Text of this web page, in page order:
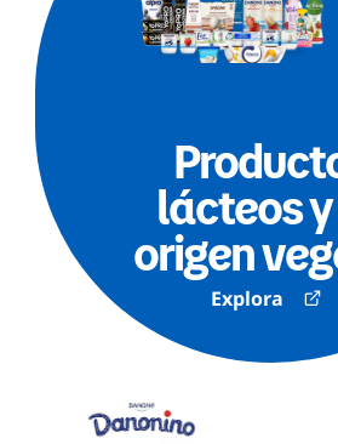
lácteos
origen
Explora